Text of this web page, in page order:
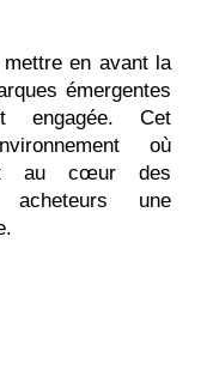
en avant la
émergentes
engagée. Cet
où
au cœur des
acheteurs une